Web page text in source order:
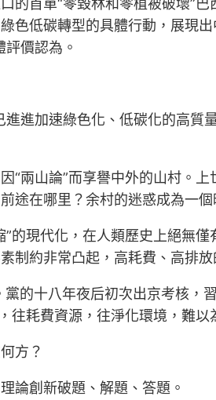
的首單“零毀林和零植被破壞”
色低碳轉型的具體行動，展現
評價認為。
進進加速綠色化、低碳化的高質
“兩山論”而享譽中外的山村。
途在哪里？余村的迷惑成為一個
”的現代化，在人類歷史上絕無
制約非常凸起，高耗費、高排
的十八年夜后初次出京考核，
往耗費資源，往淨化環境，難以
方？
論創新破題、解題、答題。